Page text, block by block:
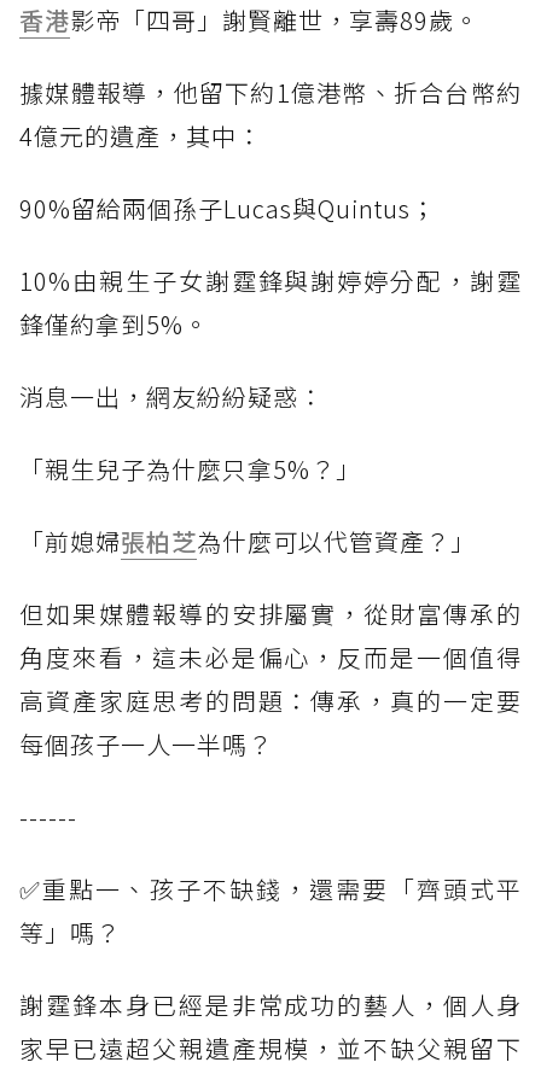
香港影帝「四哥」謝賢離世，享壽89歲。
據媒體報導，他留下約1億港幣、折合台幣約
4億元的遺產，其中：
90%留給兩個孫子Lucas與Quintus；
10%由親生子女謝霆鋒與謝婷婷分配，謝霆
鋒僅約拿到5%。
消息一出，網友紛紛疑惑：
「親生兒子為什麼只拿5%？」
「前媳婦張柏芝為什麼可以代管資產？」
但如果媒體報導的安排屬實，從財富傳承的
角度來看，這未必是偏心，反而是一個值得
高資產家庭思考的問題：傳承，真的一定要
每個孩子一人一半嗎？
------
✅重點一、孩子不缺錢，還需要「齊頭式平
等」嗎？
謝霆鋒本身已經是非常成功的藝人，個人身
家早已遠超父親遺產規模，並不缺父親留下